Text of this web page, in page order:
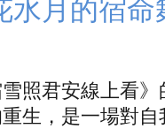
月的宿命
雪照君安線上看
生，是一場對